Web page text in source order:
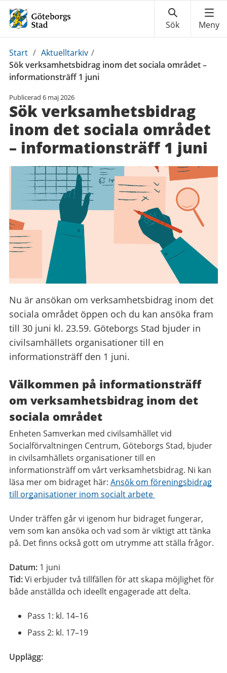
Du
är
här:
Start / Aktuelltarkiv /
Sök verksamhetsbidrag inom det sociala området –
informationsträff 1 juni
Publicerad 6 maj 2026
Sök verksamhetsbidrag
inom det sociala området
– informationsträff 1 juni
Nu är ansökan om verksamhetsbidrag inom det
sociala området öppen och du kan ansöka fram
till 30 juni kl. 23.59. Göteborgs Stad bjuder in
civilsamhällets organisationer till en
informationsträff den 1 juni.
Välkommen på informationsträff
om verksamhetsbidrag inom det
sociala området
Enheten Samverkan med civilsamhället vid
Socialförvaltningen Centrum, Göteborgs Stad, bjuder
in civilsamhällets organisationer till en
informationsträff om vårt verksamhetsbidrag. Ni kan
läsa mer om bidraget här: Ansök om föreningsbidrag
till organisationer inom socialt arbete
Under träffen går vi igenom hur bidraget fungerar,
vem som kan ansöka och vad som är viktigt att tänka
på. Det finns också gott om utrymme att ställa frågor.
Datum: 1 juni
Tid:Vi erbjuder två tillfällen för att skapa möjlighet för
både anställda och ideellt engagerade att delta.
Pass 1: kl. 14–16
Pass 2: kl. 17–19
Upplägg: